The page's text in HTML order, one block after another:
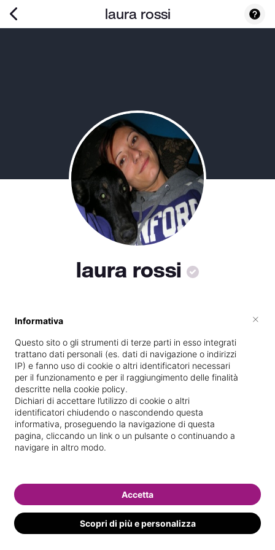
laura rossi
laura rossi
Specializzata inMassaggi del
benessere
Vedi le informazioni di laura
Informativa
Questo sito o gli strumenti di terze parti in esso integrati
trattano dati personali (es. dati di navigazione o indirizzi
IP) e fanno uso di cookie o altri identificatori necessari
per il funzionamento e per il raggiungimento delle finalità
descritte nella cookie policy.
Dichiari di accettare l’utilizzo di cookie o altri
identificatori chiudendo o nascondendo questa
informativa, proseguendo la navigazione di questa
pagina, cliccando un link o un pulsante o continuando a
navigare in altro modo.
Scopri di più e personalizza
Accetta
×